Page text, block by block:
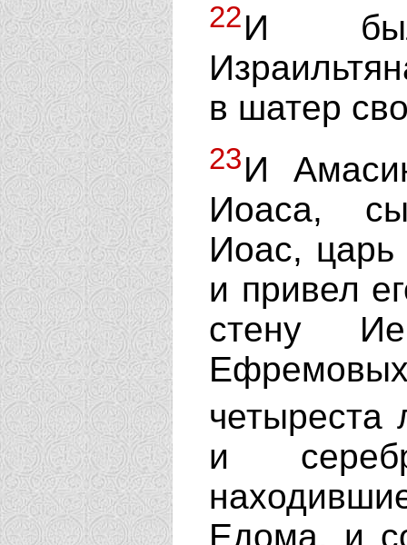
22И
в шатер
23И
Иоаса,
Иоас,
и привел
стену
четыреста
и
Едома, и